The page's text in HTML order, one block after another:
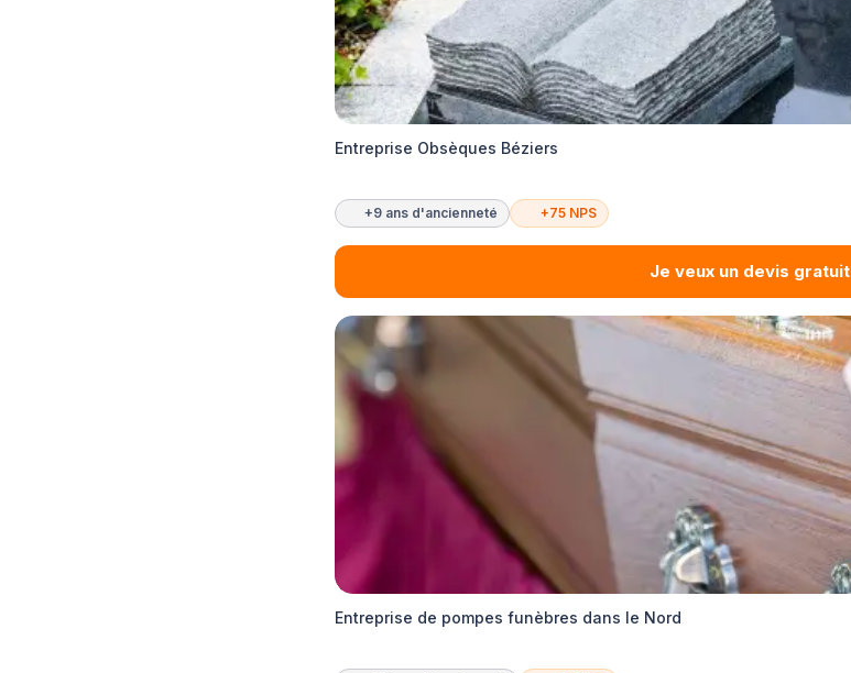
Entreprise Obsèques Béziers
+9 ans d'ancienneté +75 NPS
Je veux un devis gratuit
Entreprise de pompes funèbres dans le Nord